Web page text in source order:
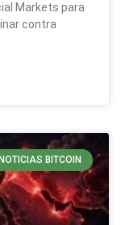
Markets para
contra
NOTICIAS BITCOIN